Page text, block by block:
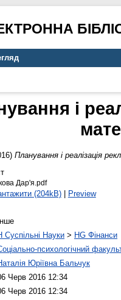
і
Планування і реалізація
Дар'я.pdf
(204kB)| Preview
Інше
Суспільні Науки > HG Фінанси
психологічний
Юріївна Бальчук
Черв 2016 12:34
Черв 2016 12:34